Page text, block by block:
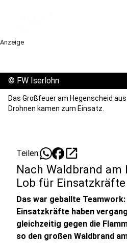
Anzeige
© FW Iserlohn
Das Großfeuer am Hegenscheid
Drohnen kamen zum Einsatz.
Teilen: open_in_new
Nach Waldbrand am
Lob für Einsatzkräfte
Das war geballte
Einsatzkräfte haben
gleichzeitig gegen die
so den großen Waldbrand